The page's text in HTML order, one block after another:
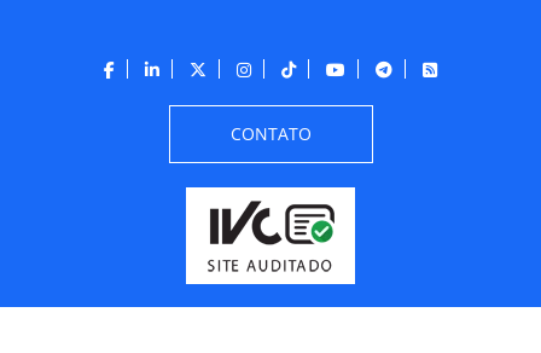
CONTATO